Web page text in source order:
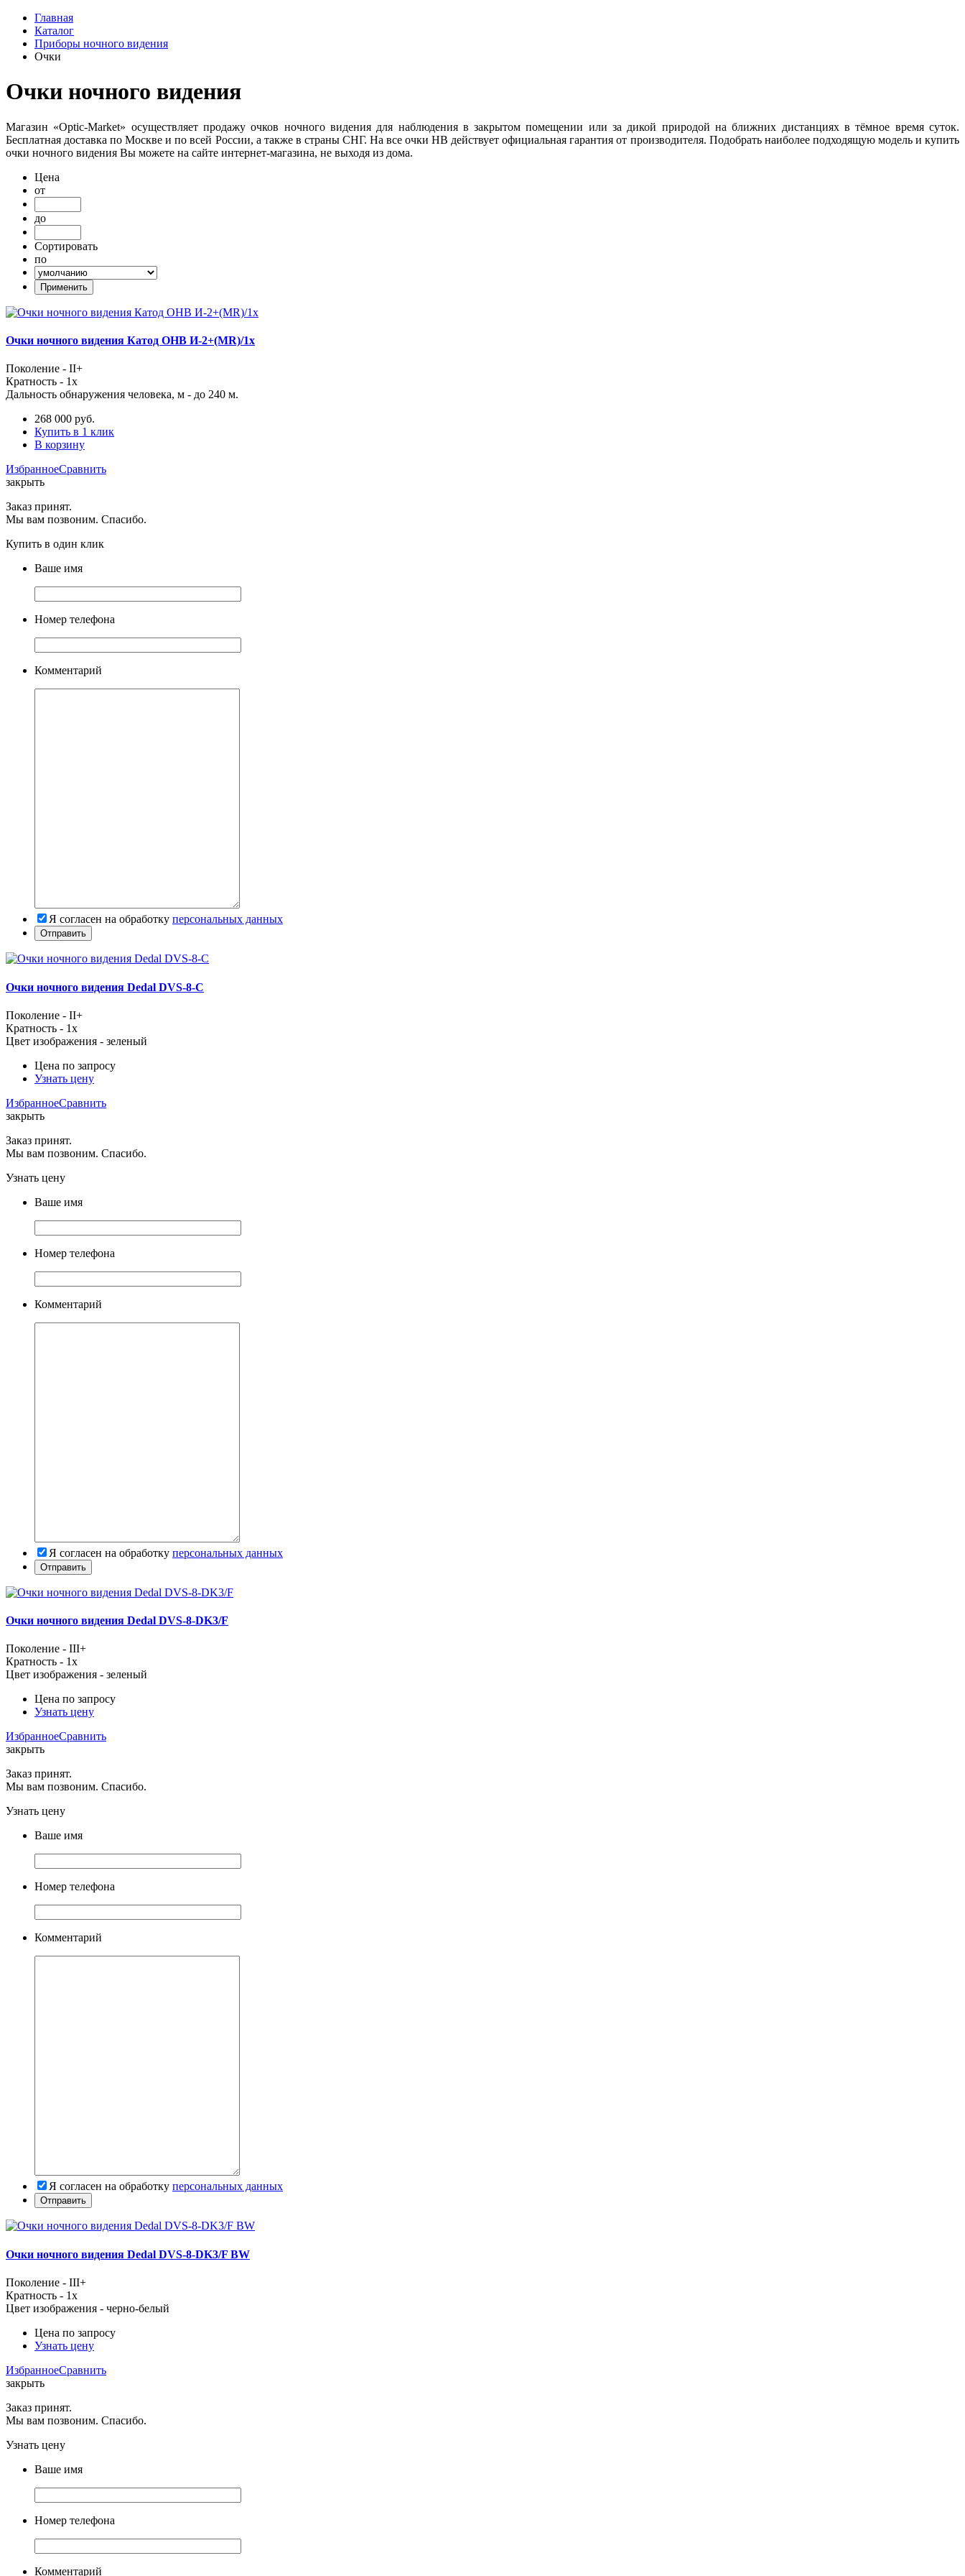
Главная
Каталог
Приборы ночного видения
Очки
Очки ночного видения
Магазин «Optic-Market» осуществляет продажу очков ночного видения для наблюдения в закрытом помещении или за дикой природой на ближних дистанциях в тёмное время суток.
Бесплатная доставка по Москве и по всей России, а также в страны СНГ. На все очки НВ действует официальная гарантия от производителя. Подобрать наиболее подходящую модель и купить
очки ночного видения Вы можете на сайте интернет-магазина, не выходя из дома.
Цена
от
до
Сортировать
по
Очки ночного видения Катод ОНВ И-2+(MR)/1x
Поколение - II+
Кратность - 1x
Дальность обнаружения человека, м - до 240 м.
268 000 руб.
Купить в 1 клик
В корзину
ИзбранноеСравнить
закрыть
Заказ принят.
Мы вам позвоним. Спасибо.
Купить в один клик
Ваше имя
Номер телефона
Комментарий
Я согласен на обработку персональных данных
Очки ночного видения Dedal DVS-8-C
Поколение - II+
Кратность - 1x
Цвет изображения - зеленый
Цена по запросу
Узнать цену
ИзбранноеСравнить
закрыть
Заказ принят.
Мы вам позвоним. Спасибо.
Узнать цену
Ваше имя
Номер телефона
Комментарий
Я согласен на обработку персональных данных
Очки ночного видения Dedal DVS-8-DK3/F
Поколение - III+
Кратность - 1x
Цвет изображения - зеленый
Цена по запросу
Узнать цену
ИзбранноеСравнить
закрыть
Заказ принят.
Мы вам позвоним. Спасибо.
Узнать цену
Ваше имя
Номер телефона
Комментарий
Я согласен на обработку персональных данных
Очки ночного видения Dedal DVS-8-DK3/F BW
Поколение - III+
Кратность - 1x
Цвет изображения - черно-белый
Цена по запросу
Узнать цену
ИзбранноеСравнить
закрыть
Заказ принят.
Мы вам позвоним. Спасибо.
Узнать цену
Ваше имя
Номер телефона
Комментарий